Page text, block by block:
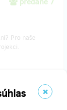
Pro naše